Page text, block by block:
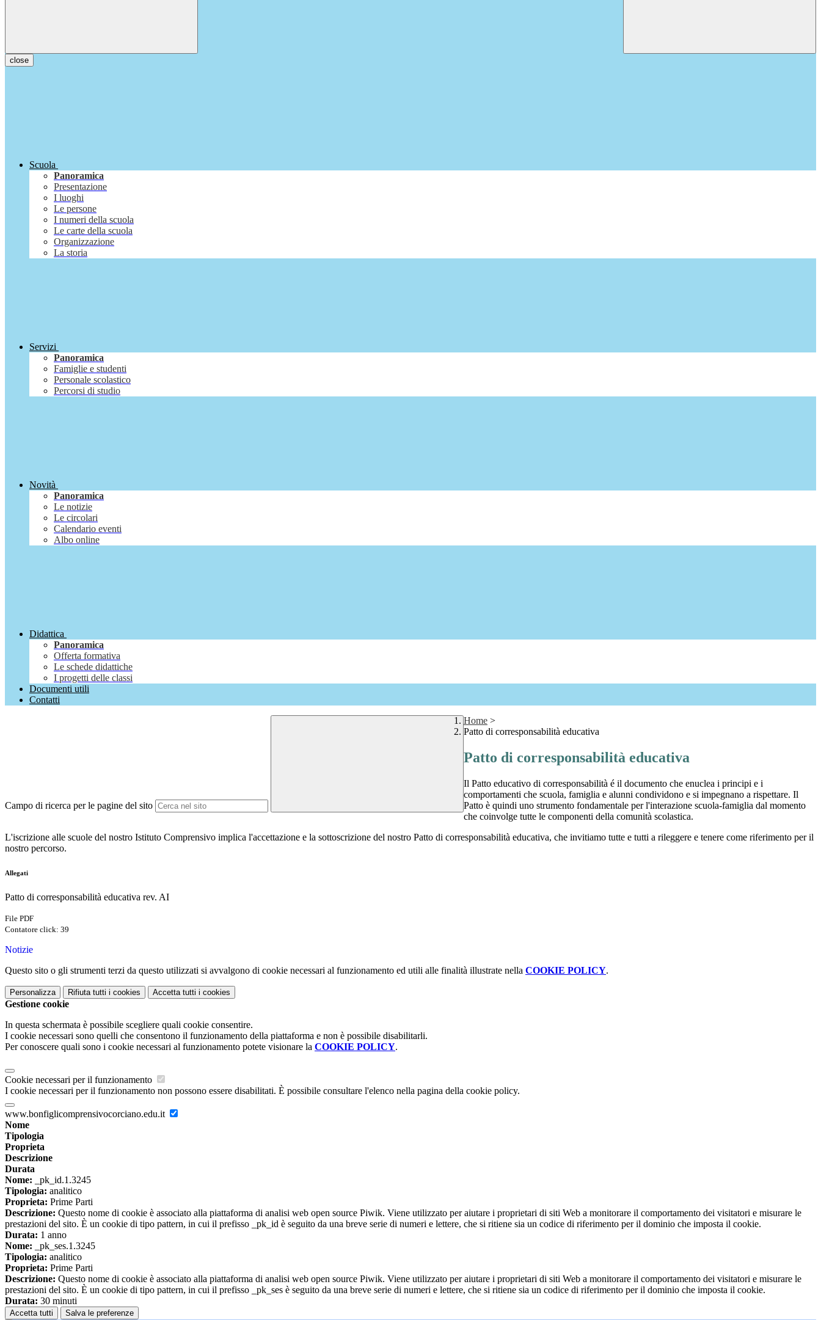
close
Scuola
Panoramica
Presentazione
I luoghi
Le persone
I numeri della scuola
Le carte della scuola
Organizzazione
La storia
Servizi
Panoramica
Famiglie e studenti
Personale scolastico
Percorsi di studio
Novità
Panoramica
Le notizie
Le circolari
Calendario eventi
Albo online
Didattica
Panoramica
Offerta formativa
Le schede didattiche
I progetti delle classi
Documenti utili
Contatti
Campo di ricerca per le pagine del sito
Home >
Patto di corresponsabilità educativa
Patto di corresponsabilità educativa
Il Patto educativo di corresponsabilità é il documento che enuclea i principi e i
comportamenti che scuola, famiglia e alunni condividono e si impegnano a rispettare. Il
Patto è quindi uno strumento fondamentale per l'interazione scuola-famiglia dal momento
che coinvolge tutte le componenti della comunità scolastica.
L'iscrizione alle scuole del nostro Istituto Comprensivo implica l'accettazione e la sottoscrizione del nostro Patto di corresponsabilità educativa, che invitiamo tutte e tutti a rileggere e tenere come riferimento per il
nostro percorso.
Allegati
Patto di corresponsabilità educativa rev. AI
File PDF
Contatore click: 39
Notizie
Questo sito o gli strumenti terzi da questo utilizzati si avvalgono di cookie necessari al funzionamento ed utili alle finalità illustrate nella COOKIE POLICY.
Personalizza Rifiuta tutti i cookies Accetta tutti i cookies
Gestione cookie
In questa schermata è possibile scegliere quali cookie consentire.
I cookie necessari sono quelli che consentono il funzionamento della piattaforma e non è possibile disabilitarli.
Per conoscere quali sono i cookie necessari al funzionamento potete visionare la COOKIE POLICY.
Cookie necessari per il funzionamento
I cookie necessari per il funzionamento non possono essere disabilitati. È possibile consultare l'elenco nella pagina della cookie policy.
www.bonfiglicomprensivocorciano.edu.it
Nome
Tipologia
Proprieta
Descrizione
Durata
Nome: _pk_id.1.3245
Tipologia: analitico
Proprieta: Prime Parti
Descrizione: Questo nome di cookie è associato alla piattaforma di analisi web open source Piwik. Viene utilizzato per aiutare i proprietari di siti Web a monitorare il comportamento dei visitatori e misurare le
prestazioni del sito. È un cookie di tipo pattern, in cui il prefisso _pk_id è seguito da una breve serie di numeri e lettere, che si ritiene sia un codice di riferimento per il dominio che imposta il cookie.
Durata: 1 anno
Nome: _pk_ses.1.3245
Tipologia: analitico
Proprieta: Prime Parti
Descrizione: Questo nome di cookie è associato alla piattaforma di analisi web open source Piwik. Viene utilizzato per aiutare i proprietari di siti Web a monitorare il comportamento dei visitatori e misurare le
prestazioni del sito. È un cookie di tipo pattern, in cui il prefisso _pk_ses è seguito da una breve serie di numeri e lettere, che si ritiene sia un codice di riferimento per il dominio che imposta il cookie.
Durata: 30 minuti
Accetta tutti Salva le preferenze